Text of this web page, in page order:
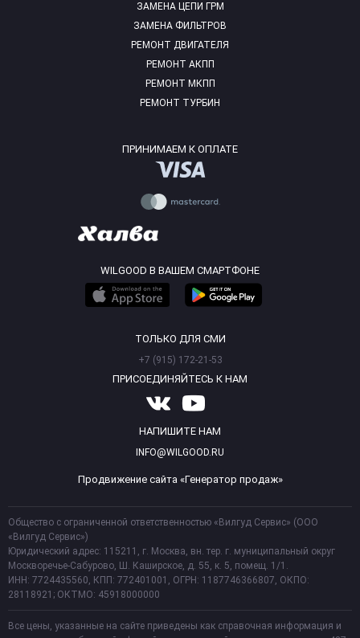
ЗАМЕНА ЦЕПИ ГРМ
ЗАМЕНА ФИЛЬТРОВ
РЕМОНТ ДВИГАТЕЛЯ
РЕМОНТ АКПП
РЕМОНТ МКПП
РЕМОНТ ТУРБИН
ПРИНИМАЕМ К ОПЛАТЕ
WILGOOD В ВАШЕМ СМАРТФОНЕ
ТОЛЬКО ДЛЯ СМИ
+7 (915) 172-21-53
ПРИСОЕДИНЯЙТЕСЬ К НАМ
НАПИШИТЕ НАМ
INFO@WILGOOD.RU
Продвижение сайта «Генератор продаж»
Общество с ограниченной ответственностью «Вилгуд Сервис» (ООО
«Вилгуд Сервис»)
Юридический адрес: 115211, г. Москва, вн. тер. г. муниципальный округ
Москворечье-Сабурово, Ш. Каширское, д. 55, к. 5, помещ. 1/1.
ИНН: 7724435560, КПП: 772401001, ОГРН: 1187746366807, ОКПО:
28118921; ОКТМО: 45918000000
Все цены, указанные на сайте приведены как справочная информация и